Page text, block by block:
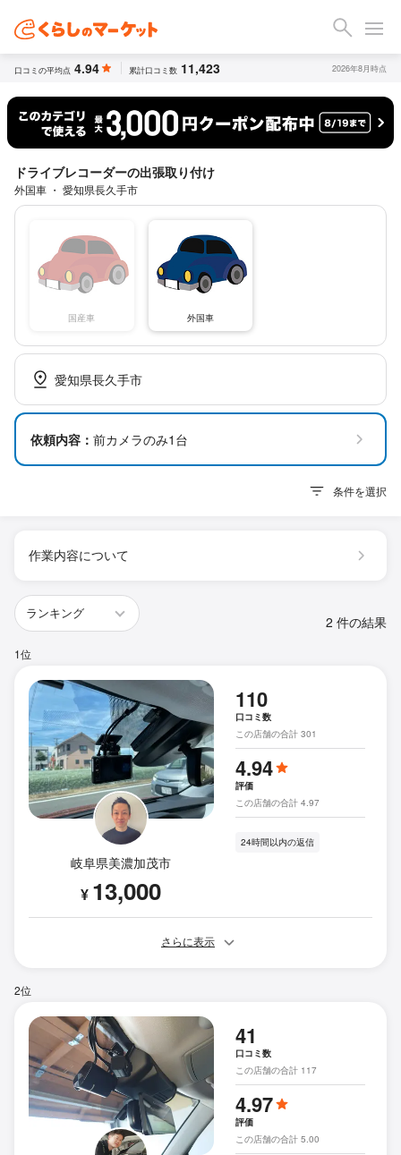
口コミの平均点 4.94 累計口コミ数 11,423 2026年8月時点
ドライブレコーダーの出張取り付け
外国車 ・ 愛知県長久手市
国産車 外国車
愛知県長久手市
依頼内容： 前カメラのみ1台
条件を選択
作業内容について
2 件の結果
1位
岐阜県美濃加茂市
¥ 13,000
110
口コミ数
この店舗の合計 301
4.94
評価
この店舗の合計 4.97
24時間以内の返信
さらに表示
2位
41
口コミ数
この店舗の合計 117
4.97
評価
この店舗の合計 5.00